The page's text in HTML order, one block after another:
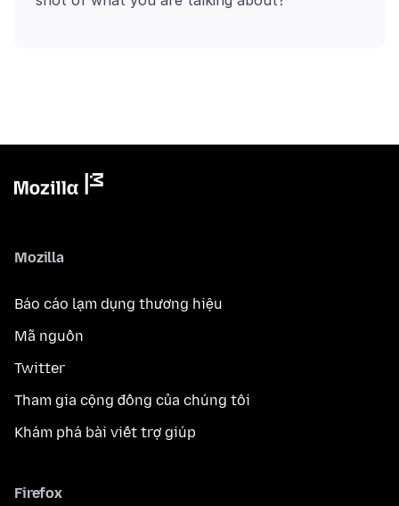
Mozilla
Báo cáo lạm dụng thương hiệu
Mã nguồn
Twitter
Tham gia cộng đồng của chúng tôi
Khám phá bài viết trợ giúp
Firefox